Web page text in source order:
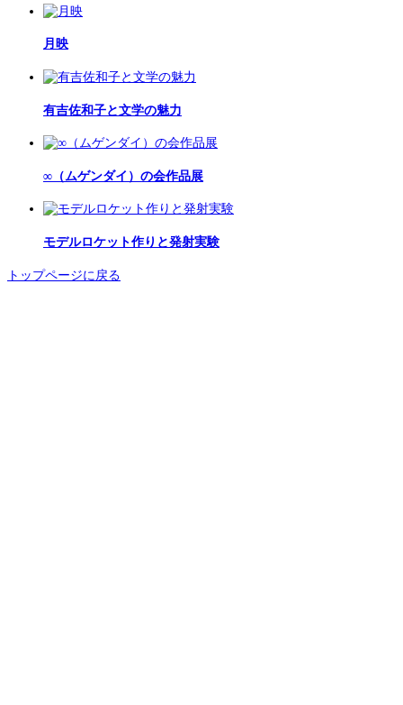
月映
有吉佐和子と文学の魅力
∞（ムゲンダイ）の会作品展
モデルロケット作りと発射実験
トップページに戻る